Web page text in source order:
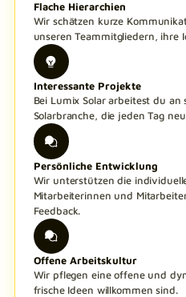
Flache Hierarchien
Wir schätzen kurze
unseren Teammitgliedern, ihre
Interessante Projekte
Bei Lumix Solar arbeitest du
Solarbranche, die jeden Tag
Persönliche Entwicklung
Wir unterstützen die
Mitarbeiterinnen und
Feedback.
Offene Arbeitskultur
Wir pflegen eine offene und
frische Ideen willkommen sind.